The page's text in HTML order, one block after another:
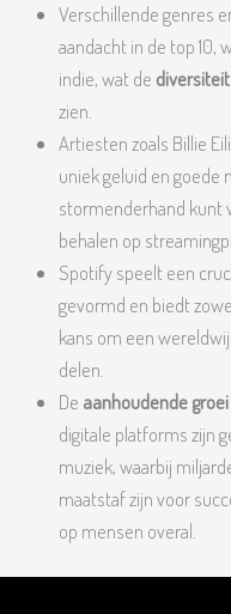
Verschillende genres
aandacht in de top 10,
indie, wat de
zien.
Artiesten zoals Billie
uniek geluid en goede
stormenderhand kunt
behalen op
Spotify speelt een
gevormd en biedt
kans om een
delen.
De aanhoudende
digitale platforms zijn
muziek, waarbij
maatstaf zijn voor
op mensen overal.